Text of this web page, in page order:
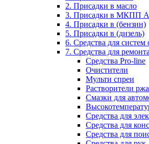
2. Присадки в масло
3. Присадки в МКПП
4. Присадки в (бензин)
5. Присадки в (дизель)
6. Средства для систем
7. Средства для
Средства Pro-line
Очистители
Мульти спреи
Растворители
Смазки для
Средства для
Средства для
Средства для